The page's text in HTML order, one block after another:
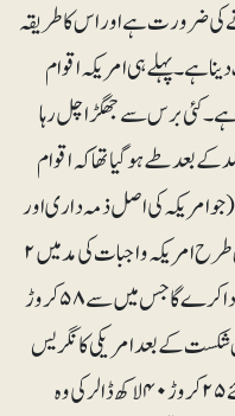
کی ضرورت ہے اور اس کا طریقہ
ہے۔ پہلے ہی امریکہ اقوام
کا نادہندہ ہے۔ کئی برس سے جھگڑا چل رہا
بعد طے ہو گیا تھا کہ اقوام
کے بجائے (جو امریکہ کی اصل ذمہ داری اور
وعدہ تھا) اسے ۲۲فی صد کر دیا جائے اور اس طرح امریکہ واجبات کی مد میں ۲
ارب نہیں صرف ایک ارب ۷۰ کروڑ ڈالر ادا کرے گا جس میں سے ۵۸ کروڑ
شکست کے بعد امریکی کانگریس
نے فوری طور پر انتقامی کارروائی کرتے ہوئے ۲۵ کروڑ ۴۰لاکھ ڈالرکی وہ